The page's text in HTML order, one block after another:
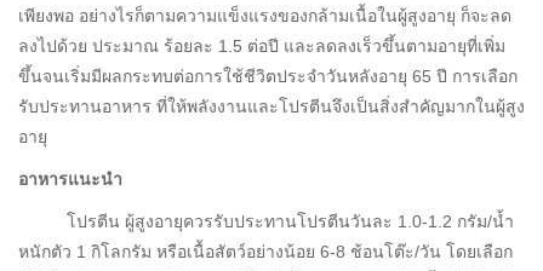
เพียงพอ อย่างไรก็ตามความแข็งแรงของกล้ามเนื้อในผู้สูงอายุ ก็จะลด
ลงไปด้วย ประมาณ ร้อยละ 1.5 ต่อปี และลดลงเร็วขึ้นตามอายุที่เพิ่ม
ขึ้นจนเริ่มมีผลกระทบต่อการใช้ชีวิตประจำวันหลังอายุ 65 ปี การเลือก
รับประทานอาหาร ที่ให้พลังงานและโปรตีนจึงเป็นสิ่งสำคัญมากในผู้สูง
อายุ
อาหารแนะนำ
โปรตีน ผู้สูงอายุควรรับประทานโปรตีนวันละ 1.0-1.2 กรัม/น้ำ
หนักตัว 1 กิโลกรัม หรือเนื้อสัตว์อย่างน้อย 6-8 ช้อนโต๊ะ/วัน โดยเลือก